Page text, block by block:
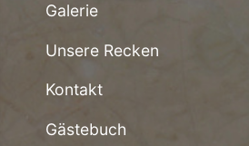
Galerie
Unsere Recken
Kontakt
Gästebuch